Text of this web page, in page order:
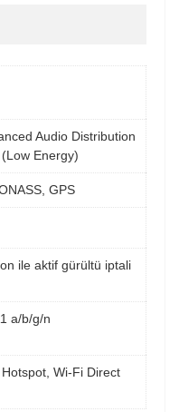
Audio Distribution
Energy)
GPS
ile aktif gürültü iptali
a/b/g/n
Wi-Fi Direct